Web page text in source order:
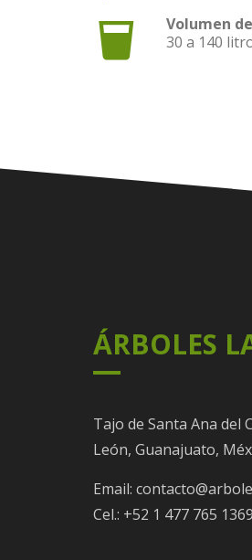
Volumen
30 a 140
ÁRBOLES
Tajo de Santa Ana del
León, Guanajuato,
Email:
Cel.: +52 1 477 765 1369​⁠​